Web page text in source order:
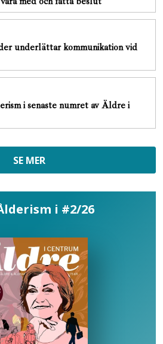
underlättar kommunikation vid
i senaste numret av Äldre i
SE MER
i #2/26